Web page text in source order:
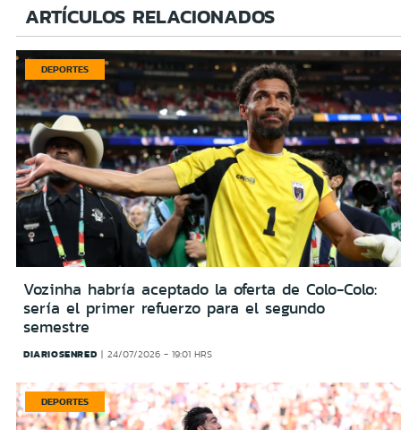
ARTÍCULOS RELACIONADOS
DEPORTES
Vozinha habría aceptado la oferta de Colo-Colo:
sería el primer refuerzo para el segundo
semestre
DIARIOSENRED 24/07/2026 - 19:01 HRS
DEPORTES